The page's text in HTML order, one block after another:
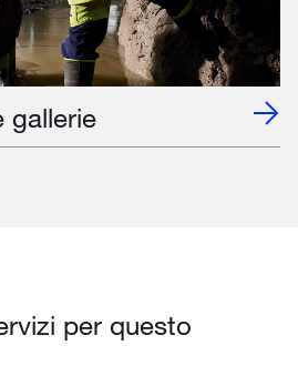
gallerie
per questo